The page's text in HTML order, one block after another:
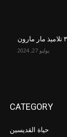
يوليو 27, 2024
CATEGORY
حياة القديسين